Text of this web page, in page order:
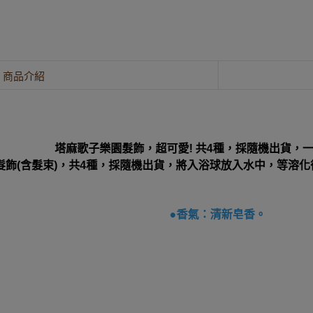
商品介紹
塔麻歌子樂園髮飾，超可愛! 共4種，採隨機出貨，
(含髮束)，共4種，採隨機出貨，將入浴球放入水中，等溶
●香氣：清新皂香。